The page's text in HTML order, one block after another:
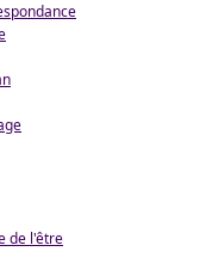
de l'être